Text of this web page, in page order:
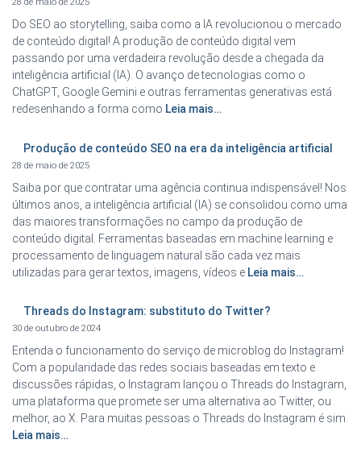
Do SEO ao storytelling, saiba como a IA revolucionou o mercado
de conteúdo digital! A produção de conteúdo digital vem
passando por uma verdadeira revolução desde a chegada da
inteligência artificial (IA). O avanço de tecnologias como o
ChatGPT, Google Gemini e outras ferramentas generativas está
redesenhando a forma como Leia mais…
Produção de conteúdo SEO na era da inteligência artificial
28 de maio de 2025
Saiba por que contratar uma agência continua indispensável! Nos
últimos anos, a inteligência artificial (IA) se consolidou como uma
das maiores transformações no campo da produção de
conteúdo digital. Ferramentas baseadas em machine learning e
processamento de linguagem natural são cada vez mais
utilizadas para gerar textos, imagens, vídeos e Leia mais…
Threads do Instagram: substituto do Twitter?
30 de outubro de 2024
Entenda o funcionamento do serviço de microblog do Instagram!
Com a popularidade das redes sociais baseadas em texto e
discussões rápidas, o Instagram lançou o Threads do Instagram,
uma plataforma que promete ser uma alternativa ao Twitter, ou
melhor, ao X. Para muitas pessoas o Threads do Instagram é sim
Leia mais…